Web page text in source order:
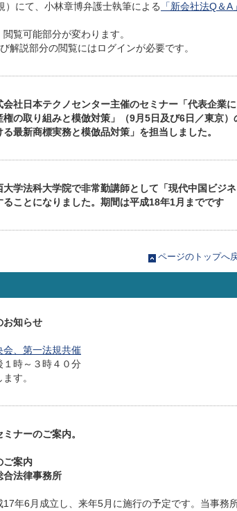
）にて、小林章博弁護士執筆による
「新会社法Q＆A
覧可能部分が変わります。
解説部分の閲覧にはログインが必要です。
社日本テクノセンター主催のセミナー「代表企業に
の取り組みと模倣対策」（9月5日及び6日／東京）
最新商標実務と模倣品対策」を担当しました。
学法科大学院で非常勤講師として「現代中国ビジネ
ることになりました。期間は平成18年1月までです
ページのトップへ
お知らせ
会、第一法規共催
１時～３時４０分
す。
ナーのご案内。
ご案内
合法律事務所
年6月成立し、来年5月に施行の予定です。当事務